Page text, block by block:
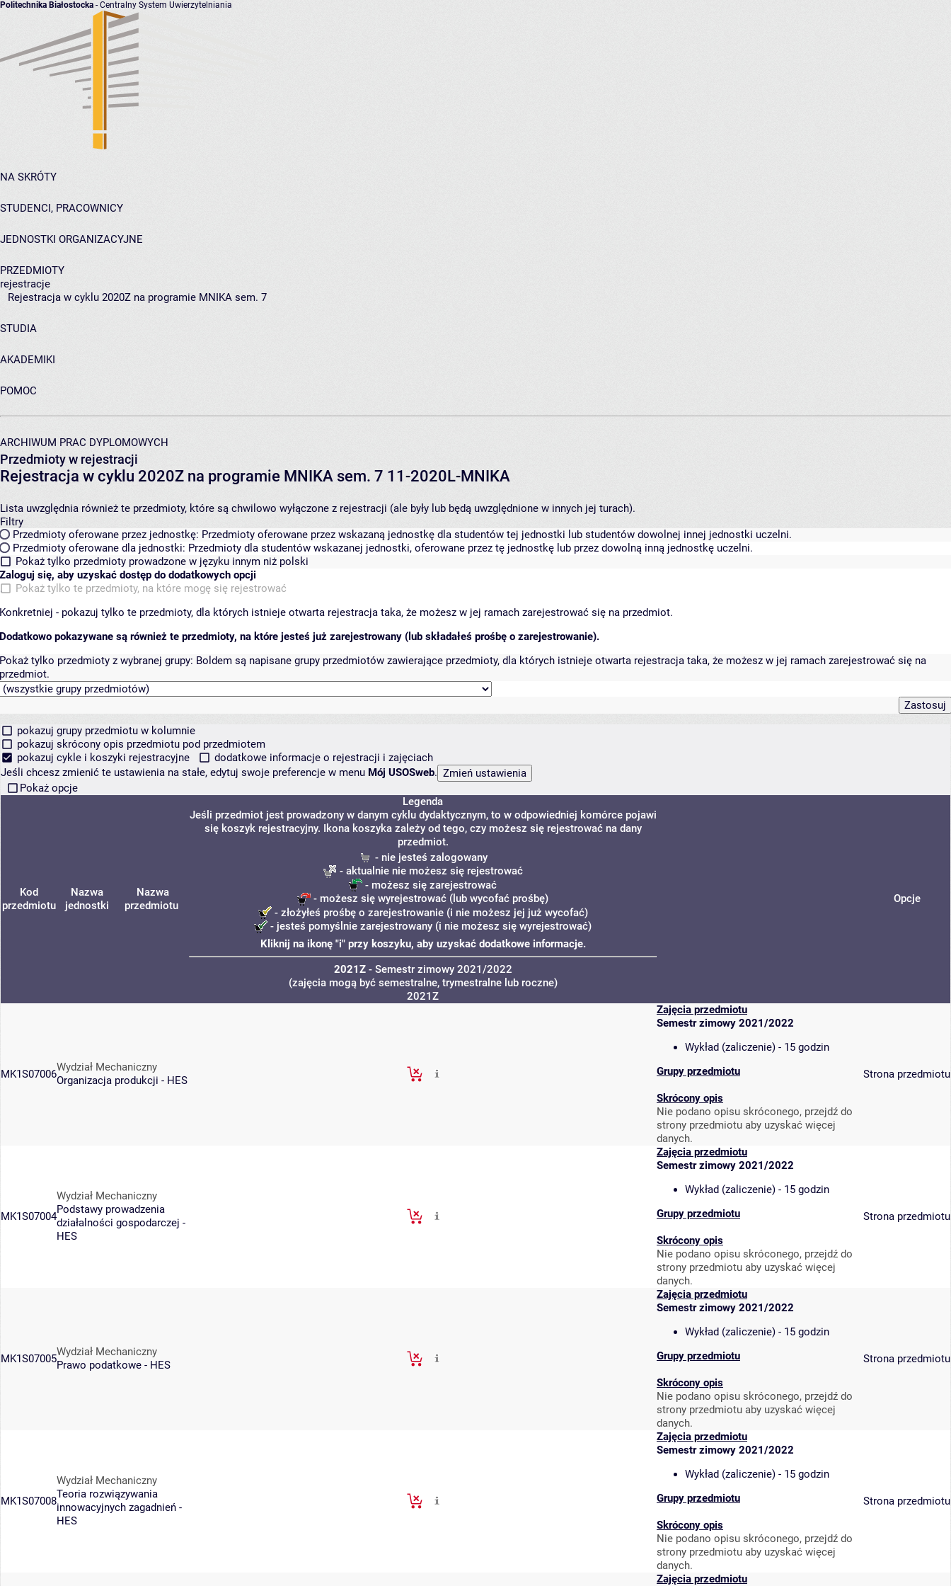
Politechnika Białostocka - Centralny System Uwierzytelniania
NA SKRÓTY
STUDENCI, PRACOWNICY
JEDNOSTKI ORGANIZACYJNE
PRZEDMIOTY
rejestracje
Rejestracja w cyklu 2020Z na programie MNIKA sem. 7
STUDIA
AKADEMIKI
POMOC
ARCHIWUM PRAC DYPLOMOWYCH
Przedmioty w rejestracji
Rejestracja w cyklu 2020Z na programie MNIKA sem. 7 11-2020L-MNIKA
Lista uwzględnia również te przedmioty, które są chwilowo wyłączone z rejestracji (ale były lub będą uwzględnione w innych jej turach).
Filtry
Przedmioty oferowane przez jednostkę: Przedmioty oferowane przez wskazaną jednostkę dla studentów tej jednostki lub studentów dowolnej innej jednostki uczelni.
Przedmioty oferowane dla jednostki: Przedmioty dla studentów wskazanej jednostki, oferowane przez tę jednostkę lub przez dowolną inną jednostkę uczelni.
Pokaż tylko przedmioty prowadzone w języku innym niż polski
Zaloguj się, aby uzyskać dostęp do dodatkowych opcji
Pokaż tylko te przedmioty, na które mogę się rejestrować
Konkretniej - pokazuj tylko te przedmioty, dla których istnieje otwarta rejestracja taka, że możesz w jej ramach zarejestrować się na przedmiot.
Dodatkowo pokazywane są również te przedmioty, na które jesteś już zarejestrowany (lub składałeś prośbę o zarejestrowanie).
Pokaż tylko przedmioty z wybranej grupy: Boldem są napisane grupy przedmiotów zawierające przedmioty, dla których istnieje otwarta rejestracja taka, że możesz w jej ramach zarejestrować się na
przedmiot.
pokazuj grupy przedmiotu w kolumnie
pokazuj skrócony opis przedmiotu pod przedmiotem
pokazuj cykle i koszyki rejestracyjne
dodatkowe informacje o rejestracji i zajęciach
Jeśli chcesz zmienić te ustawienia na stałe, edytuj swoje preferencje w menu Mój USOSweb.
Pokaż opcje
Kod
przedmiotu
Nazwa
jednostki
Nazwa
przedmiotu
Legenda
Jeśli przedmiot jest prowadzony w danym cyklu dydaktycznym, to w odpowiedniej komórce pojawi
się koszyk rejestracyjny. Ikona koszyka zależy od tego, czy możesz się rejestrować na dany
przedmiot.
- nie jesteś zalogowany
- aktualnie nie możesz się rejestrować
- możesz się zarejestrować
- możesz się wyrejestrować (lub wycofać prośbę)
- złożyłeś prośbę o zarejestrowanie (i nie możesz jej już wycofać)
- jesteś pomyślnie zarejestrowany (i nie możesz się wyrejestrować)
Kliknij na ikonę "i" przy koszyku, aby uzyskać dodatkowe informacje.
2021Z- Semestr zimowy 2021/2022
(zajęcia mogą być semestralne, trymestralne lub roczne)
Opcje
2021Z
MK1S07006
Wydział Mechaniczny
Organizacja produkcji - HES
Zajęcia przedmiotu
Semestr zimowy 2021/2022
Wykład (zaliczenie) - 15 godzin
Grupy przedmiotu
Skrócony opis
Nie podano opisu skróconego, przejdź do
strony przedmiotu aby uzyskać więcej
danych.
Strona przedmiotu
MK1S07004
Wydział Mechaniczny
Podstawy prowadzenia
działalności gospodarczej -
HES
Zajęcia przedmiotu
Semestr zimowy 2021/2022
Wykład (zaliczenie) - 15 godzin
Grupy przedmiotu
Skrócony opis
Nie podano opisu skróconego, przejdź do
strony przedmiotu aby uzyskać więcej
danych.
Strona przedmiotu
MK1S07005
Wydział Mechaniczny
Prawo podatkowe - HES
Zajęcia przedmiotu
Semestr zimowy 2021/2022
Wykład (zaliczenie) - 15 godzin
Grupy przedmiotu
Skrócony opis
Nie podano opisu skróconego, przejdź do
strony przedmiotu aby uzyskać więcej
danych.
Strona przedmiotu
MK1S07008
Wydział Mechaniczny
Teoria rozwiązywania
innowacyjnych zagadnień -
HES
Zajęcia przedmiotu
Semestr zimowy 2021/2022
Wykład (zaliczenie) - 15 godzin
Grupy przedmiotu
Skrócony opis
Nie podano opisu skróconego, przejdź do
strony przedmiotu aby uzyskać więcej
danych.
Strona przedmiotu
Zajęcia przedmiotu